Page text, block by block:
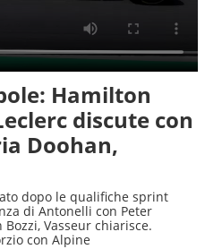
Hamilton
discute con
Doohan,
dopo le qualifiche sprint
di Antonelli con Peter
Vasseur chiarisce.
con Alpine